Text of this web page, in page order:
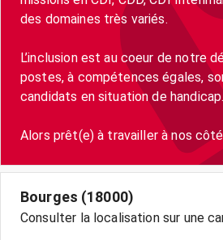
des domaines très variés.
L’inclusion est au coeur de notre
postes, à compétences égales,
candidats en situation de
Bourges (18000)
Consulter la localisation sur une